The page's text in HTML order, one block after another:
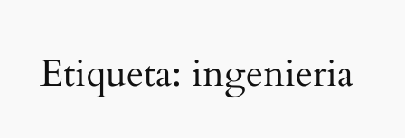
Etiqueta: ingenieria